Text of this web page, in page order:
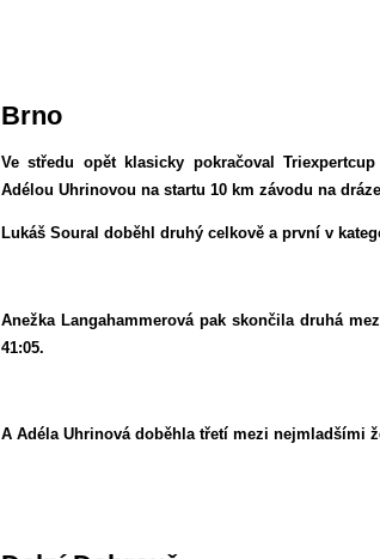
Brno
Ve středu opět klasicky pokračoval
Adélou Uhrinovou na startu 10 km závodu na
Lukáš Soural doběhl druhý celkově a první v
Anežka Langahammerová pak skončila druhá
41:05.
A Adéla Uhrinová doběhla třetí mezi nejmladšími